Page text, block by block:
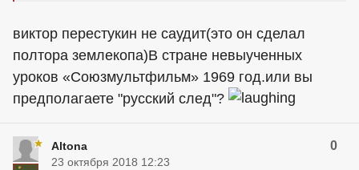
виктор перестукин не саудит(это он сделал
полтора землекопа)В стране невыученных
уроков «Союзмультфильм» 1969 год.или вы
предполагаете "русский след"?
Altona 0
23 октября 2018 12:23